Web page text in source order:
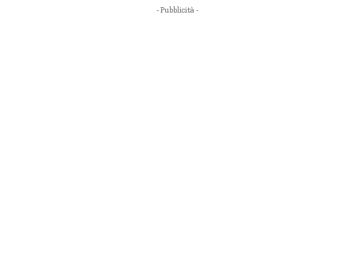
- Pubblicità -